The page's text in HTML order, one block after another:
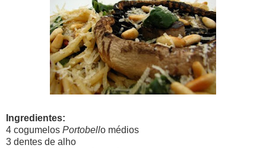
Ingredientes:
4 cogumelos Portobello médios
3 dentes de alho